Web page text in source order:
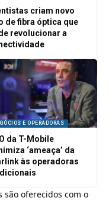
criam novo
de fibra óptica que
revolucionar a
E OPERADORAS
da T-Mobile
‘ameaça’ da
às operadoras
são oferecidos com o